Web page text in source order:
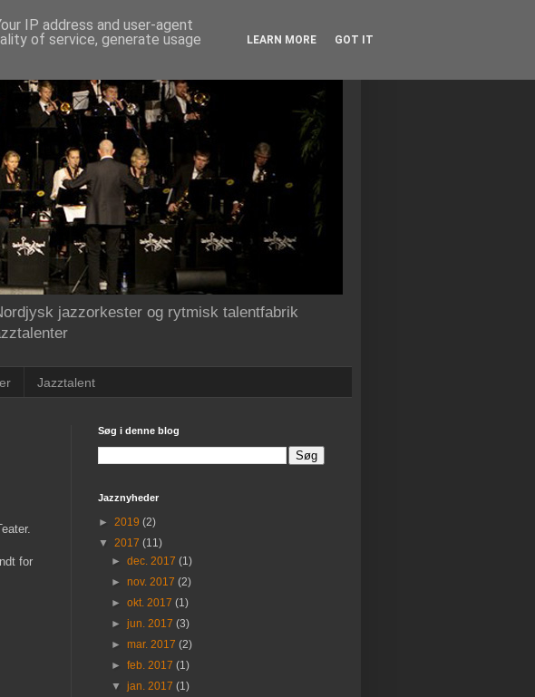
jazzorkester og rytmisk talentfabrik
Jazztalent
for
Søg i denne blog
Jazznyheder
► 2019 (2)
▼ 2017 (11)
►dec. 2017(1)
►nov. 2017(2)
►okt. 2017(1)
►jun. 2017(3)
►mar. 2017(2)
►feb. 2017(1)
▼jan. 2017(1)
IP address and user-agent
of service, generate usage
LEARN MORE GOT IT